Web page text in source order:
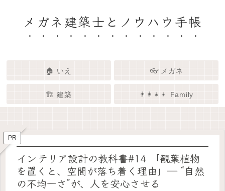
メガネ建築士とノウハウ手帳
🏠 いえ 👓 メガネ
🏗️ 建築 👨‍👩‍👧‍👦 Family
🏠✨ 建築士と考える「いい家」
👓✨ メガネの奥にある「わたし
🏗️✨ 建築 × エンタメで、暮らし
👨‍👩‍👧🌿 Family – 暮らしを育て
PR
インテリア設計の教科書#14 「観葉植物
を置くと、空間が落ち着く理由」― “自然
の不均一さ”が、人を安心させる